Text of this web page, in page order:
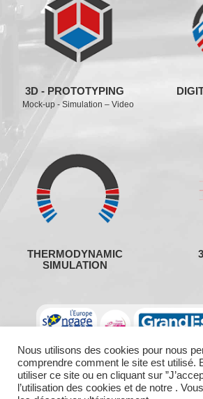
3D - PROTOTYPING
Mock-up - Simulation – Video
THERMODYNAMIC
SIMULATION
Nous utilisons des cookies pour nous
comprendre comment le site est utilisé.
utiliser ce site ou en cliquant sur
l’utilisation des cookies et de notre .